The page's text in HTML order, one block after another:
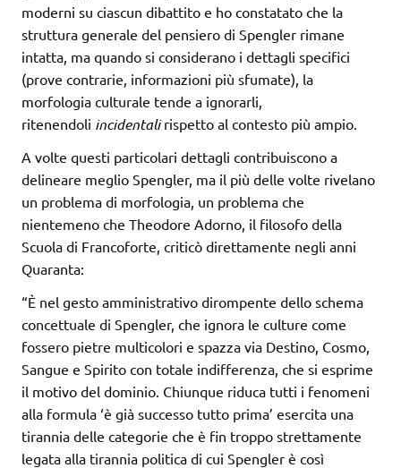
moderni su ciascun dibattito e ho constatato che la
struttura generale del pensiero di Spengler rimane
intatta, ma quando si considerano i dettagli specifici
(prove contrarie, informazioni più sfumate), la
morfologia culturale tende a ignorarli,
ritenendoli incidentalirispetto al contesto più ampio.
A volte questi particolari dettagli contribuiscono a
delineare meglio Spengler, ma il più delle volte rivelano
un problema di morfologia, un problema che
nientemeno che Theodore Adorno, il filosofo della
Scuola di Francoforte, criticò direttamente negli anni
Quaranta:
“È nel gesto amministrativo dirompente dello schema
concettuale di Spengler, che ignora le culture come
fossero pietre multicolori e spazza via Destino, Cosmo,
Sangue e Spirito con totale indifferenza, che si esprime
il motivo del dominio. Chiunque riduca tutti i fenomeni
alla formula ‘è già successo tutto prima’ esercita una
tirannia delle categorie che è fin troppo strettamente
legata alla tirannia politica di cui Spengler è così